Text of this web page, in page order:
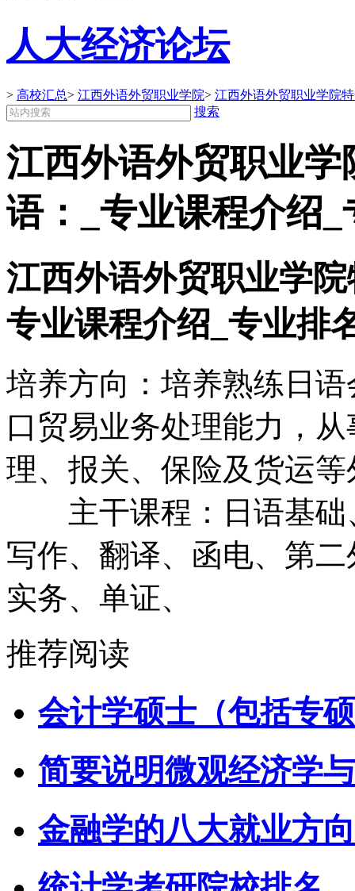
人大经济论坛
> 高校汇总> 江西外语外贸职业学院> 江西外语外贸职业学院
搜索
江西外语外贸职业
语：_专业课程介绍
江西外语外贸职业学
专业课程介绍_专业排
培养方向：培养熟练日
口贸易业务处理能力，
理、报关、保险及货运
主干课程：日语基础
写作、翻译、函电、第
实务、单证、
推荐阅读
会计学硕士（包括专
简要说明微观经济学
金融学的八大就业方